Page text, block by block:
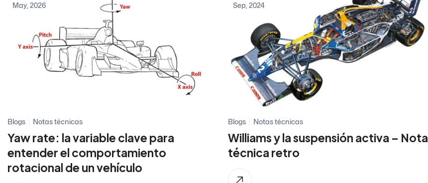
May, 2026
Blogs Notas técnicas
Yaw rate: la variable clave para
entender el comportamiento
rotacional de un vehículo
Sep, 2024
Blogs Notas técnicas
Williams y la suspensión activa – Nota
técnica retro